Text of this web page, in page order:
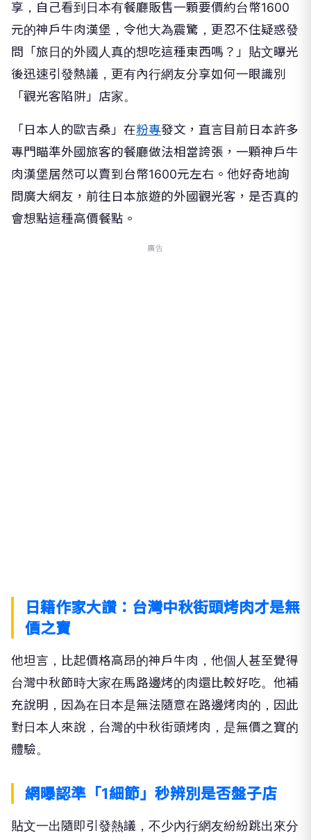
享，自己看到日本有餐廳販售一顆要價約台幣1600
元的神戶牛肉漢堡，令他大為震驚，更忍不住疑惑發
問「旅日的外國人真的想吃這種東西嗎？」貼文曝光
後迅速引發熱議，更有內行網友分享如何一眼識別
「觀光客陷阱」店家。
「日本人的歐吉桑」在粉專發文，直言目前日本許多
專門瞄準外國旅客的餐廳做法相當誇張，一顆神戶牛
肉漢堡居然可以賣到台幣1600元左右。他好奇地詢
問廣大網友，前往日本旅遊的外國觀光客，是否真的
會想點這種高價餐點。
廣告
日籍作家大讚：台灣中秋街頭烤肉才是無
價之寶
他坦言，比起價格高昂的神戶牛肉，他個人甚至覺得
台灣中秋節時大家在馬路邊烤的肉還比較好吃。他補
充說明，因為在日本是無法隨意在路邊烤肉的，因此
對日本人來說，台灣的中秋街頭烤肉，是無價之寶的
體驗。
網曝認準「1細節」秒辨別是否盤子店
貼文一出隨即引發熱議，不少內行網友紛紛跳出來分